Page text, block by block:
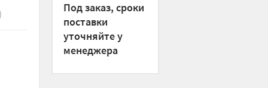
Под заказ, сроки
поставки
уточняйте у
менеджера